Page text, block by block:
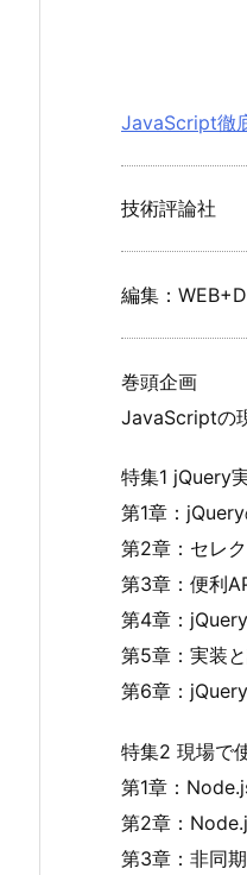
JavaScript徹
技術評論社
編集：
巻頭企画
JavaScriptの
特集1 jQuery
第1章：
第2章：セレ
第3章：便利
第4章：
第5章：実装
第6章：
特集2 現場で
第1章：
第2章：
第3章：非同